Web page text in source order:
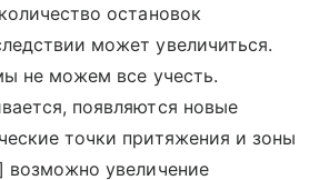
остановок
может увеличиться.
не можем все учесть.
появляются новые
точки притяжения и зоны
увеличение